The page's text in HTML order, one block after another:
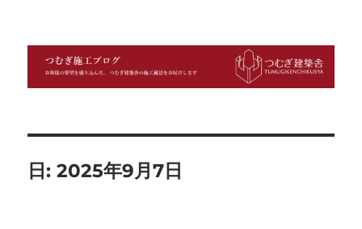
つむぎ施工ブログ
日:2025年9月7日